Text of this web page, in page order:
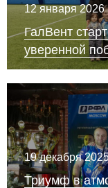
12 января 2026
ГалВент
уверенной
19 декабря
Триумф в